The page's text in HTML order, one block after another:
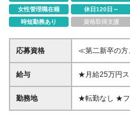
女性管理職在籍
休日120日～
時短勤務あり
資格取得支援
応募資格
≪第二新卒の方
す！≫ ◆営業の
迎いたします ※
験をお持ちの
のご経験（新
給与
★月給25万円ス
月給25万円〜
回） ●昇給年2
勤務地
★転勤なし ★フ
どこからでも